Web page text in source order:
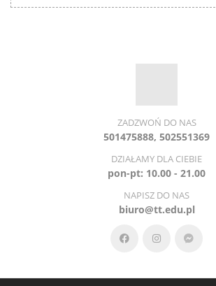
ZADZWOŃ DO NAS
501475888, 502551369
DZIAŁAMY DLA CIEBIE
pon-pt: 10.00 - 21.00
NAPISZ DO NAS
biuro@tt.edu.pl